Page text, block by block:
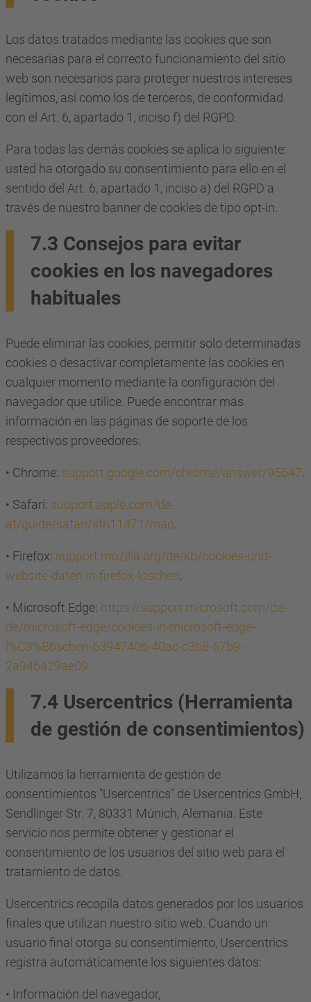
Los datos tratados mediante las cookies que son
necesarias para el correcto funcionamiento del sitio
web son necesarios para proteger nuestros intereses
legítimos, así como los de terceros, de conformidad
con el Art. 6, apartado 1, inciso f) del RGPD.
Para todas las demás cookies se aplica lo siguiente:
usted ha otorgado su consentimiento para ello en el
sentido del Art. 6, apartado 1, inciso a) del RGPD a
través de nuestro banner de cookies de tipo opt-in.
7.3 Consejos para evitar
cookies en los navegadores
habituales
Puede eliminar las cookies, permitir solo determinadas
cookies o desactivar completamente las cookies en
cualquier momento mediante la configuración del
navegador que utilice. Puede encontrar más
información en las páginas de soporte de los
respectivos proveedores:
• Chrome: support.google.com/chrome/answer/95647
• Safari: support.apple.com/de-
at/guide/safari/sfri11471/mac
• Firefox: support.mozilla.org/de/kb/cookies-und-
website-daten-in-firefox-loschen
• Microsoft Edge: https://support.microsoft.com/de-
de/microsoft-edge/cookies-in-microsoft-edge-
l%C3%B6schen-63947406-40ac-c3b8-57b9-
2a946a29ae09
7.4 Usercentrics (Herramienta
de gestión de consentimientos)
Utilizamos la herramienta de gestión de
consentimientos "Usercentrics" de Usercentrics GmbH,
Sendlinger Str. 7, 80331 Múnich, Alemania. Este
servicio nos permite obtener y gestionar el
consentimiento de los usuarios del sitio web para el
tratamiento de datos.
Usercentrics recopila datos generados por los usuarios
finales que utilizan nuestro sitio web. Cuando un
usuario final otorga su consentimiento, Usercentrics
registra automáticamente los siguientes datos:
• Información del navegador,